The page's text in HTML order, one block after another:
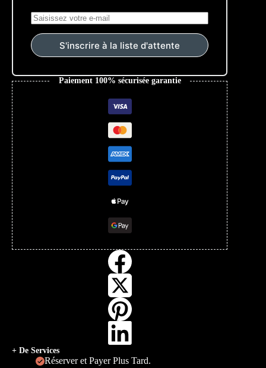
S'inscrire à la liste d'attente
Paiement 100% sécurisée garantie
+ De Services
Réserver et Payer Plus Tard.